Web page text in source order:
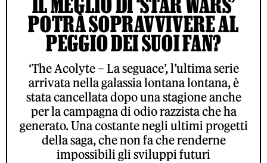
POTRÀ SOPRAVVIVERE AL
PEGGIO DEI SUOI FAN?
‘The Acolyte – La seguace’, l’ultima serie
arrivata nella galassia lontana lontana, è
stata cancellata dopo una stagione anche
per la campagna di odio razzista che ha
generato. Una costante negli ultimi progetti
della saga, che non fa che renderne
impossibili gli sviluppi futuri